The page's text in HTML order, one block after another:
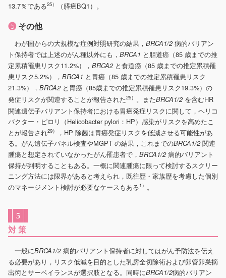
13.7％である25） （膵癌BQ1）。
❺その他
わが国からの大規模な症例対照研究の結果， BRCA1/2病的バリアン
ト保持者では上述のがん種以外にも， BRCA1 と胆道癌（85 歳までの推
定累積罹患リスク11.2%）， BRCA2と食道癌（85 歳までの推定累積罹
患リスク5.2%）， BRCA1 と胃癌（85 歳までの推定累積罹患リスク
21.3%）， BRCA2と胃癌（85歳までの推定累積罹患リスク19.3%）の
発症リスクが関連することが報告された25） 。またBRCA1/2を含むHR
関連遺伝子バリアント保持者における胃癌発症リスクに関して，ヘリコ
バクター・ピロリ（Helicobacter pylori：HP）感染がリスクを高めたこ
とが報告され29）
，HP 除菌は胃癌発症リスクを低減させる可能性があ
る。がん遺伝子パネル検査やMGPT の結果，これまでのBRCA1/2関連
腫瘍と想定されていなかったがん罹患者で， BRCA1/2病的バリアント
保持が判明することもある。一概に関連腫瘍に限って検討するスクリー
ニング方法には限界があると考えられ，既往歴・家族歴を考慮した個別
のマネージメント検討が必要なケースもある1） 。
5
対 策
一般にBRCA1/2病的バリアント保持者に対してはがん予防法を伝え
る必要があり，リスク低減を目的とした乳房全切除術および卵管卵巣摘
出術とサーベイランスが選択肢となる。同時にBRCA1/2病的バリアン